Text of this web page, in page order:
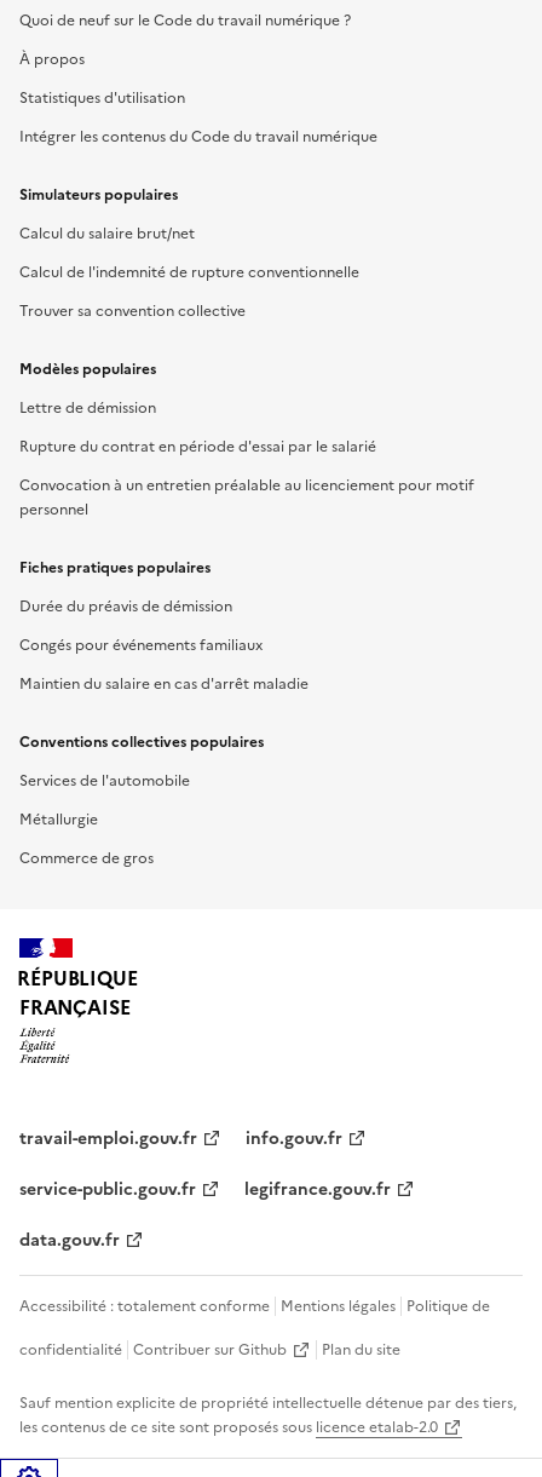
Quoi de neuf sur le Code du travail numérique ?
À propos
Statistiques d'utilisation
Intégrer les contenus du Code du travail numérique
Simulateurs populaires
Calcul du salaire brut/net
Calcul de l'indemnité de rupture conventionnelle
Trouver sa convention collective
Modèles populaires
Lettre de démission
Rupture du contrat en période d'essai par le salarié
Convocation à un entretien préalable au licenciement pour motif
personnel
Fiches pratiques populaires
Durée du préavis de démission
Congés pour événements familiaux
Maintien du salaire en cas d'arrêt maladie
Conventions collectives populaires
Services de l'automobile
Métallurgie
Commerce de gros
RÉPUBLIQUE
FRANÇAISE
travail-emploi.gouv.fr
info.gouv.fr
service-public.gouv.fr
legifrance.gouv.fr
data.gouv.fr
Accessibilité : totalement conforme Mentions légales Politique de
confidentialité Contribuer sur Github Plan du site
Sauf mention explicite de propriété intellectuelle détenue par des tiers,
les contenus de ce site sont proposés sous licence etalab-2.0